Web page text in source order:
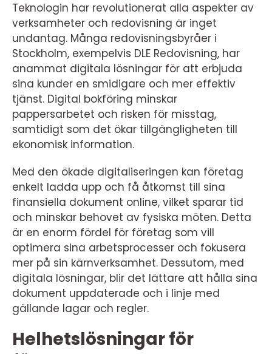
Teknologin har revolutionerat alla aspekter av
verksamheter och redovisning är inget
undantag. Många redovisningsbyråer i
Stockholm, exempelvis DLE Redovisning, har
anammat digitala lösningar för att erbjuda
sina kunder en smidigare och mer effektiv
tjänst. Digital bokföring minskar
pappersarbetet och risken för misstag,
samtidigt som det ökar tillgängligheten till
ekonomisk information.
Med den ökade digitaliseringen kan företag
enkelt ladda upp och få åtkomst till sina
finansiella dokument online, vilket sparar tid
och minskar behovet av fysiska möten. Detta
är en enorm fördel för företag som vill
optimera sina arbetsprocesser och fokusera
mer på sin kärnverksamhet. Dessutom, med
digitala lösningar, blir det lättare att hålla sina
dokument uppdaterade och i linje med
gällande lagar och regler.
Helhetslösningar för